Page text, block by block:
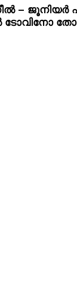
– ജൂനിയർ
ടോവിനോ